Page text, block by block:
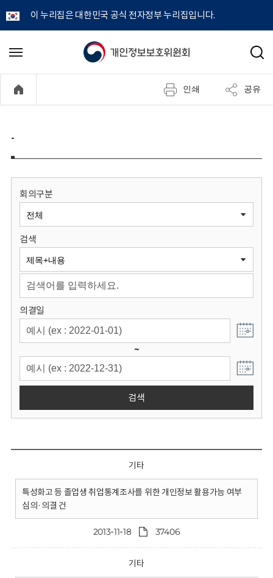
이 누리집은 대한민국 공식 전자정부 누리집입니다.
개
정
보
원
회
메
기
검
인쇄 공유
-
회의구분
검색
의결일
~
검색
기타
특성화고 등 졸업생 취업통계조사를 위한 개인정보 활용가능 여부
심의·의결 건
2013-11-18 37406
기타